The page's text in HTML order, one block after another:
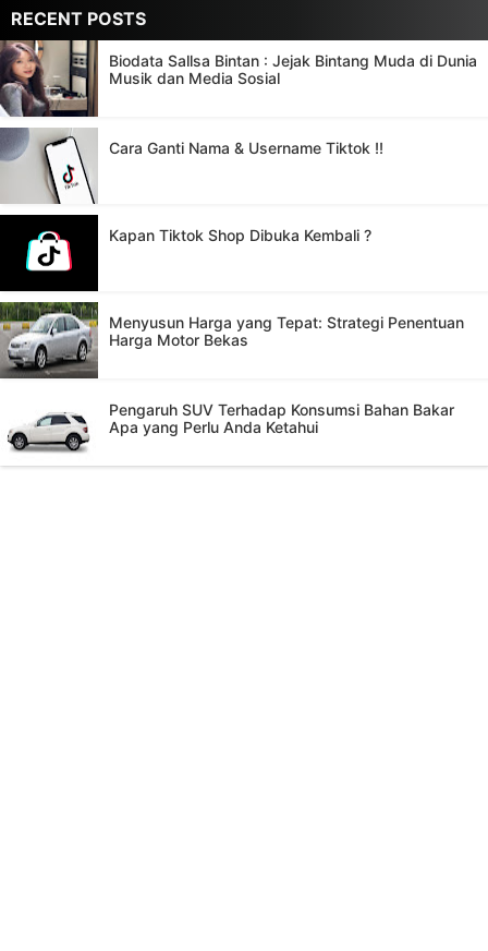
RECENT POSTS
Biodata Sallsa Bintan : Jejak Bintang Muda di Dunia
Musik dan Media Sosial
Cara Ganti Nama & Username Tiktok !!
Kapan Tiktok Shop Dibuka Kembali ?
Menyusun Harga yang Tepat: Strategi Penentuan
Harga Motor Bekas
Pengaruh SUV Terhadap Konsumsi Bahan Bakar
Apa yang Perlu Anda Ketahui